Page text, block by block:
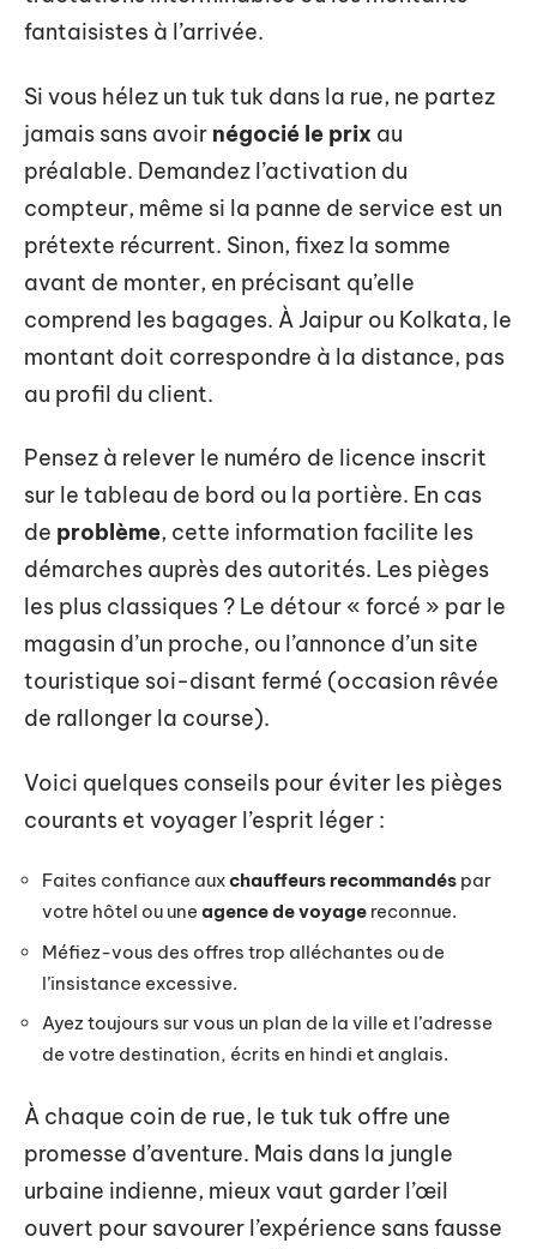
fantaisistes à l’arrivée.
Si vous hélez un tuk tuk dans la rue, ne partez
jamais sans avoir négocié le prix au
préalable. Demandez l’activation du
compteur, même si la panne de service est un
prétexte récurrent. Sinon, fixez la somme
avant de monter, en précisant qu’elle
comprend les bagages. À Jaipur ou Kolkata, le
montant doit correspondre à la distance, pas
au profil du client.
Pensez à relever le numéro de licence inscrit
sur le tableau de bord ou la portière. En cas
de problème, cette information facilite les
démarches auprès des autorités. Les pièges
les plus classiques ? Le détour « forcé » par le
magasin d’un proche, ou l’annonce d’un site
touristique soi-disant fermé (occasion rêvée
de rallonger la course).
Voici quelques conseils pour éviter les pièges
courants et voyager l’esprit léger :
Faites confiance auxchauffeurs recommandés par
votre hôtel ou une agence de voyage reconnue.
Méfiez-vous des offres trop alléchantes ou de
l’insistance excessive.
Ayez toujours sur vous un plan de la ville et l’adresse
de votre destination, écrits en hindi et anglais.
À chaque coin de rue, le tuk tuk offre une
promesse d’aventure. Mais dans la jungle
urbaine indienne, mieux vaut garder l’œil
ouvert pour savourer l’expérience sans fausse